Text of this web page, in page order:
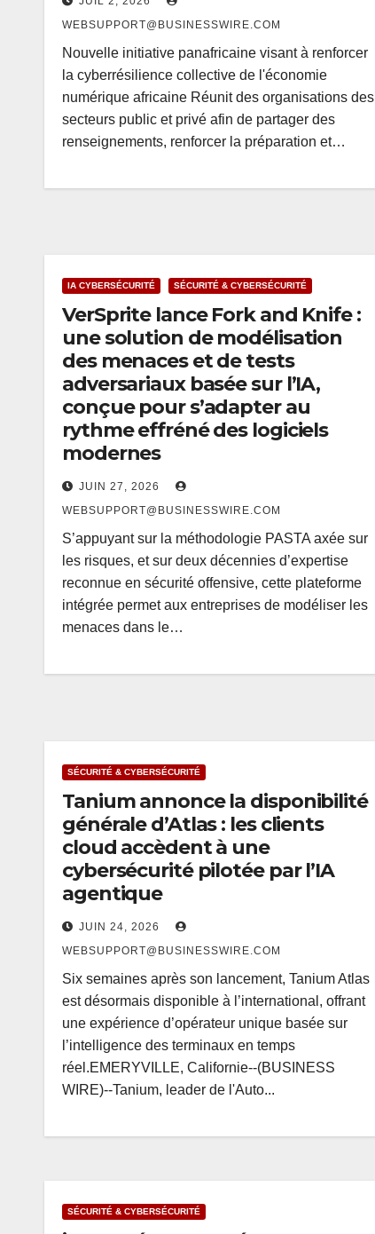
WEBSUPPORT@BUSINESSWIRE.COM
Nouvelle initiative panafricaine visant à renforcer
la cyberrésilience collective de l'économie
numérique africaine Réunit des organisations des
secteurs public et privé afin de partager des
renseignements, renforcer la préparation et…
IA CYBERSÉCURITÉ SÉCURITÉ & CYBERSÉCURITÉ
VerSprite lance Fork and Knife :
une solution de modélisation
des menaces et de tests
adversariaux basée sur l’IA,
conçue pour s’adapter au
rythme effréné des logiciels
modernes
JUIN 27, 2026
WEBSUPPORT@BUSINESSWIRE.COM
S’appuyant sur la méthodologie PASTA axée sur
les risques, et sur deux décennies d’expertise
reconnue en sécurité offensive, cette plateforme
intégrée permet aux entreprises de modéliser les
menaces dans le…
SÉCURITÉ & CYBERSÉCURITÉ
Tanium annonce la disponibilité
générale d’Atlas : les clients
cloud accèdent à une
cybersécurité pilotée par l’IA
agentique
JUIN 24, 2026
WEBSUPPORT@BUSINESSWIRE.COM
Six semaines après son lancement, Tanium Atlas
est désormais disponible à l’international, offrant
une expérience d’opérateur unique basée sur
l’intelligence des terminaux en temps
réel.EMERYVILLE, Californie--(BUSINESS
WIRE)--Tanium, leader de l'Auto...
SÉCURITÉ & CYBERSÉCURITÉ